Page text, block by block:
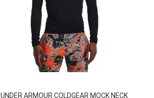
UNDER ARMOUR COLDGEAR MOCK NECK